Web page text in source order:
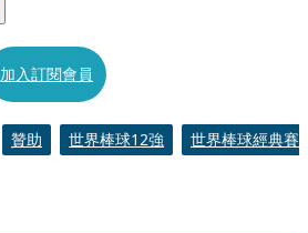
加入訂閱會員
贊助 世界棒球12強
世界棒球經典賽